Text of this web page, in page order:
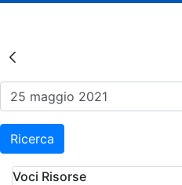
Risultati
Ricerca
Voci Risorse